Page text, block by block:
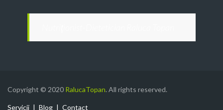
Copyright © 2020 RalucaTopan. All rights reserved.
Servicii Blog Contact